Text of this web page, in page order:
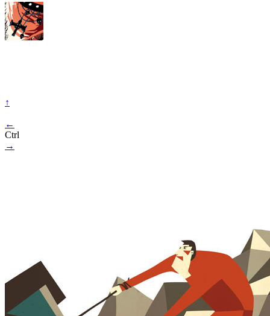
↑
←
Ctrl
→